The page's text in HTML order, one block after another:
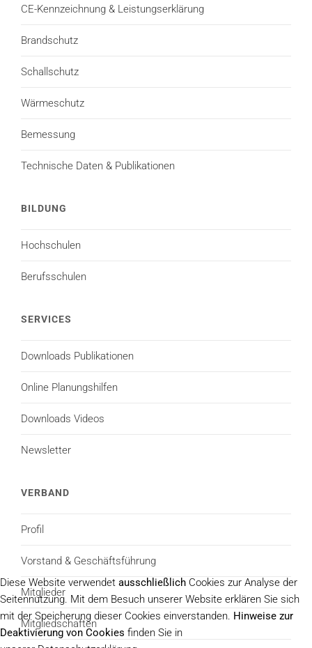
CE-Kennzeichnung & Leistungserklärung
Brandschutz
Schallschutz
Wärmeschutz
Bemessung
Technische Daten & Publikationen
BILDUNG
Hochschulen
Berufsschulen
SERVICES
Downloads Publikationen
Online Planungshilfen
Downloads Videos
Newsletter
VERBAND
Profil
Vorstand & Geschäftsführung
Mitglieder
Mitgliedschaften
Diese Website verwendet ausschließlich Cookies zur Analyse der
Seitennutzung. Mit dem Besuch unserer Website erklären Sie sich
mit der Speicherung dieser Cookies einverstanden. Hinweise zur
Deaktivierung von Cookies finden Sie in